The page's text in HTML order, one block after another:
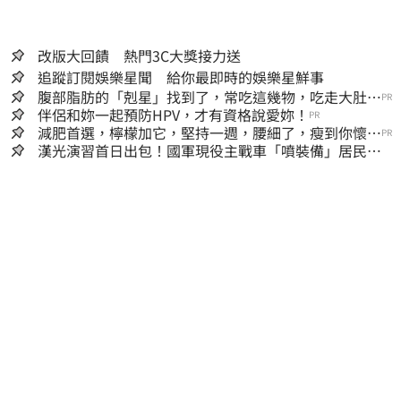
改版大回饋 熱門3C大獎接力送
追蹤訂閱娛樂星聞 給你最即時的娛樂星鮮事
腹部脂肪的「剋星」找到了，常吃這幾物，吃走大肚
囊，瘦出小蠻腰
PR
伴侶和妳一起預防HPV，才有資格說愛妳！ PR
減肥首選，檸檬加它，堅持一週，腰細了，瘦到你懷疑
人生
PR
漢光演習首日出包！國軍現役主戰車「噴裝備」居民撿